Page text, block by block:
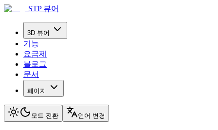
STP 뷰어
3D 뷰어
기능
요금제
블로그
문서
페이지
모드 전환 언어 변경